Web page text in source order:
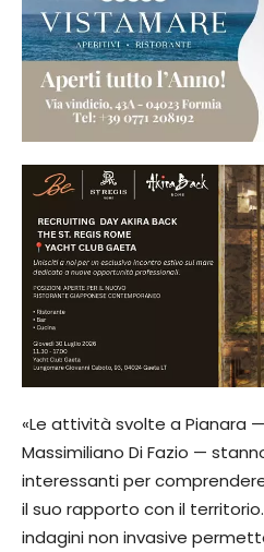
«Le attività svolte a Pianara
Massimiliano Di Fazio —
interessanti per
il suo rapporto con il
indagini non invasive